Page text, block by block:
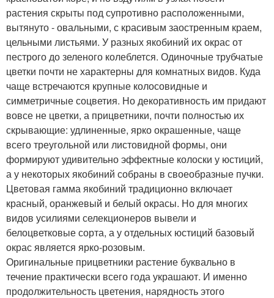
растения скрыты под супротивно расположенными,
вытянуто - овальными, с красивым заостренным краем,
цельными листьями. У разных якобиний их окрас от
пестрого до зеленого колеблется. Одиночные трубчатые
цветки почти не характерны для комнатных видов. Куда
чаще встречаются крупные колосовидные и
симметричные соцветия. Но декоративность им придают
вовсе не цветки, а прицветники, почти полностью их
скрывающие: удлиненные, ярко окрашенные, чаще
всего треугольной или листовидной формы, они
формируют удивительно эффектные колоски у юстиций,
а у некоторых якобиний собраны в своеобразные пучки.
Цветовая гамма якобиний традиционно включает
красный, оранжевый и белый окрасы. Но для многих
видов усилиями селекционеров вывели и
белоцветковые сорта, а у отдельных юстиций базовый
окрас является ярко-розовым.
Оригинальные прицветники растение буквально в
течение практически всего года украшают. И именно
продолжительность цветения, нарядность этого